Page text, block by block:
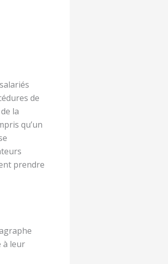
de
la
qu’un
prendre
à leur